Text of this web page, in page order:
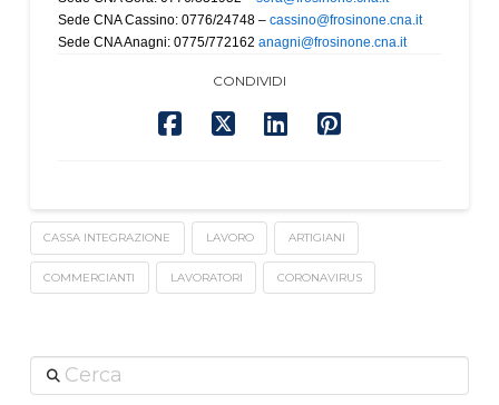
Sede CNA Cassino: 0776/24748 – cassino@frosinone.cna.it
Sede CNA Anagni: 0775/772162 anagni@frosinone.cna.it
CONDIVIDI
CASSA INTEGRAZIONE LAVORO ARTIGIANI
COMMERCIANTI LAVORATORI CORONAVIRUS
Cerca